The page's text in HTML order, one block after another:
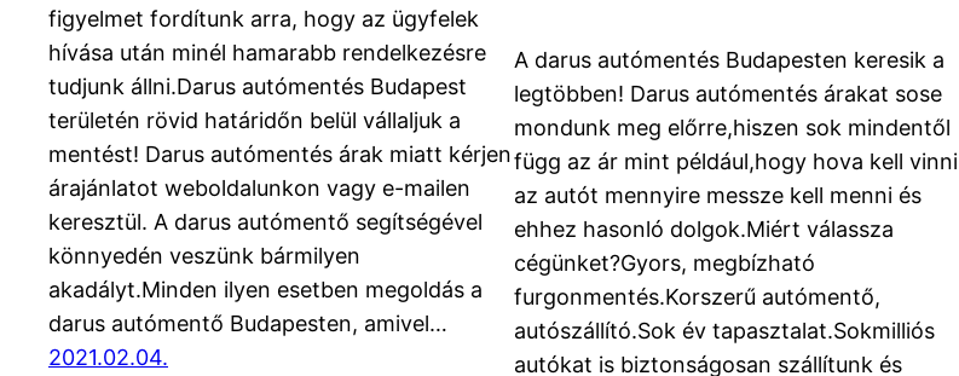
figyelmet fordítunk arra, hogy az ügyfelek
hívása után minél hamarabb rendelkezésre
tudjunk állni.Darus autómentés Budapest
területén rövid határidőn belül vállaljuk a
mentést! Darus autómentés árak miatt kérjen
árajánlatot weboldalunkon vagy e-mailen
keresztül. A darus autómentő segítségével
könnyedén veszünk bármilyen
akadályt.Minden ilyen esetben megoldás a
darus autómentő Budapesten, amivel…
2021.02.04.
A darus autómentés Budapesten keresik a
legtöbben! Darus autómentés árakat sose
mondunk meg előrre,hiszen sok mindentől
függ az ár mint például,hogy hova kell vinni
az autót mennyire messze kell menni és
ehhez hasonló dolgok.Miért válassza
cégünket?Gyors, megbízható
furgonmentés.Korszerű autómentő,
autószállító.Sok év tapasztalat.Sokmilliós
autókat is biztonságosan szállítunk és